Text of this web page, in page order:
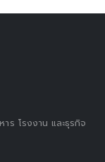
ร โรงงาน และธุรกิจ